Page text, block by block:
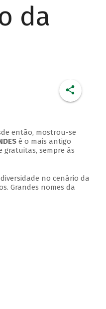
da
então, mostrou-se
é o mais antigo
gratuitas, sempre às
no cenário da
Grandes nomes da